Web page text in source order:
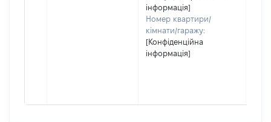
інформація]
Номер квартири/
кімнати/гаражу:
[Конфіденційна
інформація]